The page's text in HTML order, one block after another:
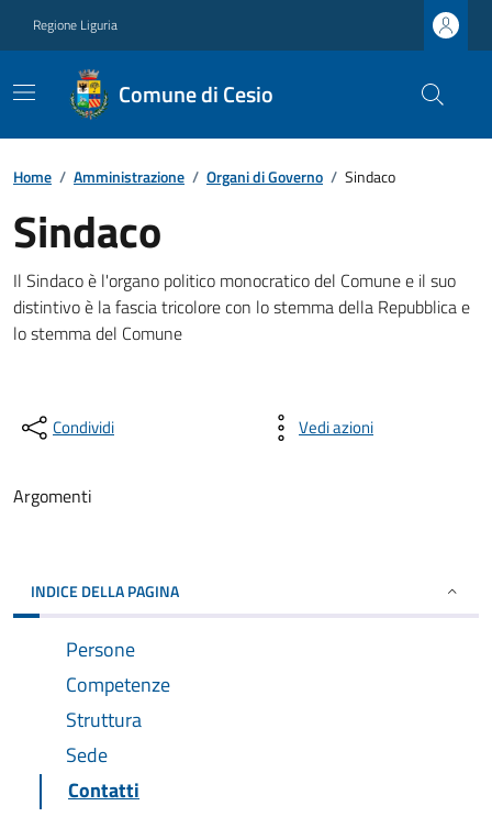
Regione Liguria
Comune di Cesio
Home / Amministrazione / Organi di Governo / Sindaco
Sindaco
Il Sindaco è l'organo politico monocratico del Comune e il suo
distintivo è la fascia tricolore con lo stemma della Repubblica e
lo stemma del Comune
Condividi Vedi azioni
Argomenti
INDICE DELLA PAGINA
Persone
Competenze
Struttura
Sede
Contatti